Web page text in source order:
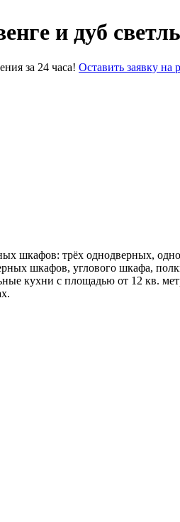
и дуб
за 24 часа! Оставить заявку на
шкафов: трёх однодверных,
шкафов, углового шкафа,
кухни с площадью от 12 кв.